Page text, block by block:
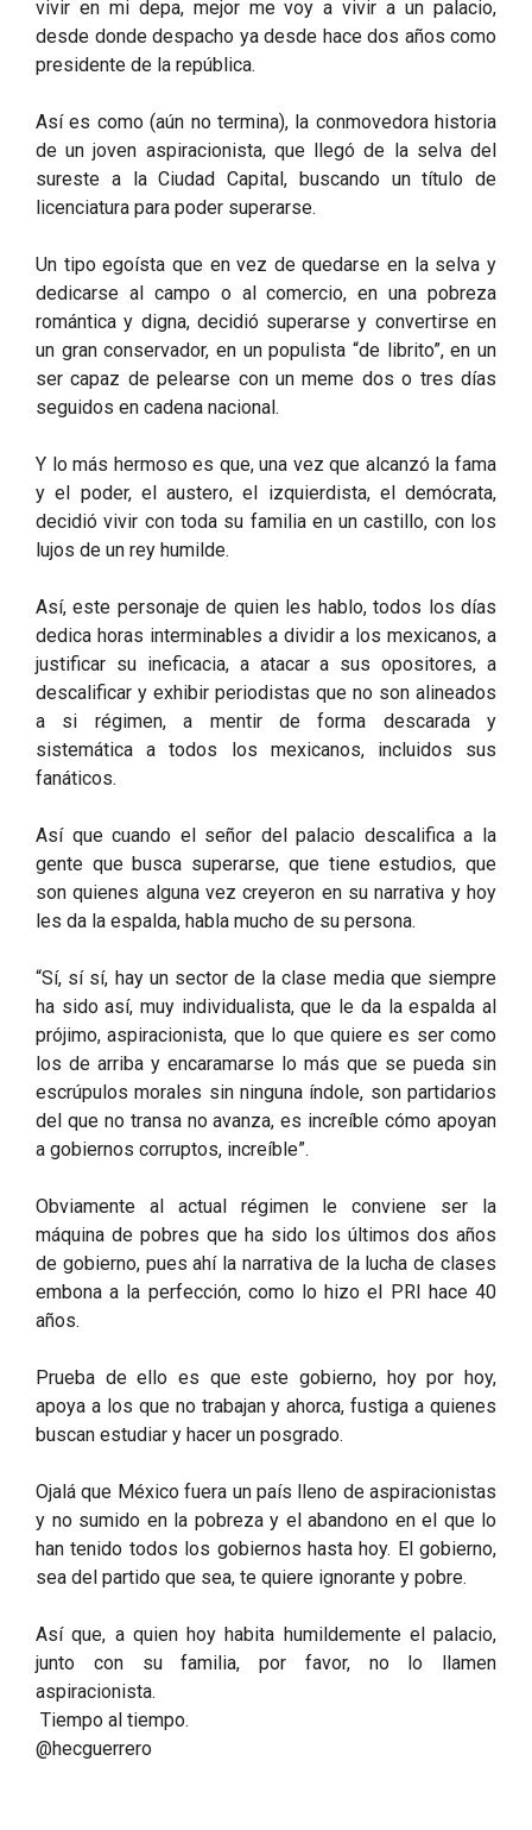
vivir en mi depa, mejor me voy a vivir a un palacio,
desde donde despacho ya desde hace dos años como
presidente de la república.
Así es como (aún no termina), la conmovedora historia
de un joven aspiracionista, que llegó de la selva del
sureste a la Ciudad Capital, buscando un título de
licenciatura para poder superarse.
Un tipo egoísta que en vez de quedarse en la selva y
dedicarse al campo o al comercio, en una pobreza
romántica y digna, decidió superarse y convertirse en
un gran conservador, en un populista “de librito”, en un
ser capaz de pelearse con un meme dos o tres días
seguidos en cadena nacional.
Y lo más hermoso es que, una vez que alcanzó la fama
y el poder, el austero, el izquierdista, el demócrata,
decidió vivir con toda su familia en un castillo, con los
lujos de un rey humilde.
Así, este personaje de quien les hablo, todos los días
dedica horas interminables a dividir a los mexicanos, a
justificar su ineficacia, a atacar a sus opositores, a
descalificar y exhibir periodistas que no son alineados
a si régimen, a mentir de forma descarada y
sistemática a todos los mexicanos, incluidos sus
fanáticos.
Así que cuando el señor del palacio descalifica a la
gente que busca superarse, que tiene estudios, que
son quienes alguna vez creyeron en su narrativa y hoy
les da la espalda, habla mucho de su persona.
“Sí, sí sí, hay un sector de la clase media que siempre
ha sido así, muy individualista, que le da la espalda al
prójimo, aspiracionista, que lo que quiere es ser como
los de arriba y encaramarse lo más que se pueda sin
escrúpulos morales sin ninguna índole, son partidarios
del que no transa no avanza, es increíble cómo apoyan
a gobiernos corruptos, increíble”.
Obviamente al actual régimen le conviene ser la
máquina de pobres que ha sido los últimos dos años
de gobierno, pues ahí la narrativa de la lucha de clases
embona a la perfección, como lo hizo el PRI hace 40
años.
Prueba de ello es que este gobierno, hoy por hoy,
apoya a los que no trabajan y ahorca, fustiga a quienes
buscan estudiar y hacer un posgrado.
Ojalá que México fuera un país lleno de aspiracionistas
y no sumido en la pobreza y el abandono en el que lo
han tenido todos los gobiernos hasta hoy. El gobierno,
sea del partido que sea, te quiere ignorante y pobre.
Así que, a quien hoy habita humildemente el palacio,
junto con su familia, por favor, no lo llamen
aspiracionista.
Tiempo al tiempo.
@hecguerrero